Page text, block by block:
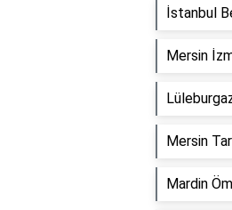
İstanbul
Mersin
Mersin
Mardin